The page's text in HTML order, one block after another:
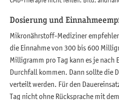
Dosierung und
Mikronährstoff-Mediziner
die Einnahme von 300 bis 600
Milligramm pro Tag kann es je
Durchfall kommen. Dann sollte die
verteilt werden. Für den
Tag nicht ohne Rücksprache mit